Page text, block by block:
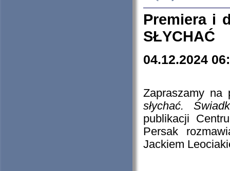
Premiera i
SŁYCHAĆ
04.12.2024
Zapraszamy
słychać.
publikacji
Persak
Jackiem